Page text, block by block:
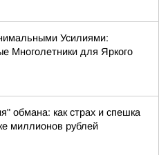
Усилиями:
Многолетники для Яркого
обмана: как страх и спешка
миллионов рублей